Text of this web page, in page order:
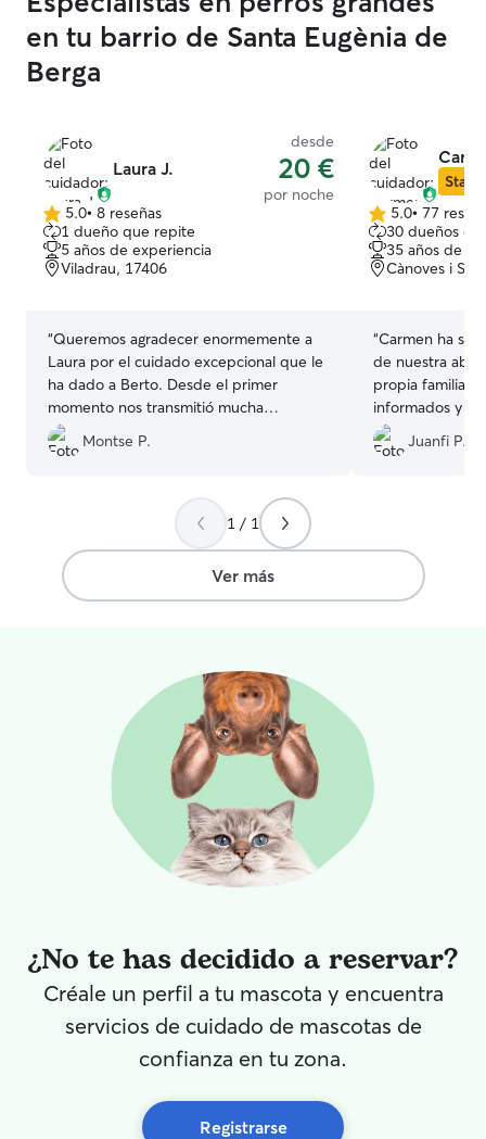
en tu barrio de Santa Eugènia de
Berga
Laura J.
desde
20 €
por noche
5.0
de
5
estrellas
5.0• 8 reseñas
1 dueño que repite
5 años de experiencia
Viladrau, 17406
“Queremos agradecer enormemente a
Laura por el cuidado excepcional que le
ha dado a Berto. Desde el primer
momento nos transmitió mucha
confianza y cariño, y durante toda la
estancia nos mantuvo informados con
que valoramos muchísimo. Berto ha
estado tan bien atendido, mimado y
cuidado que casi parecía que no quería
volver a casa. Se notaba que estaba
feliz, tranquilo y como en familia. No
¡Totalmente recomendable!”
Montse P.
Star
5.0
de
5
estrellas
5.0• 77
30 dueños
35 años de
Cànoves i
“Carmen ha
de nuestra
propia familia.
informados y
y siempre se le
volveremos a
Juanfi P.
1 / 1
Ver más
¿No te has decidido a reservar?
Créale un perfil a tu mascota y encuentra
servicios de cuidado de mascotas de
confianza en tu zona.
Registrarse